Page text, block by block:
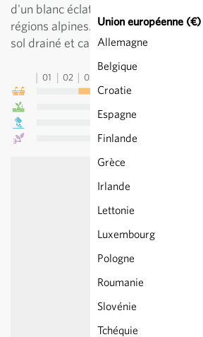
Union européenne (€)
Allemagne
Belgique
Croatie
Espagne
Finlande
Grèce
Irlande
Lettonie
Luxembourg
Pologne
Roumanie
Slovénie
Tchéquie
d'un blanc éclatant pousse
régions alpines. Se plaît aussi dans
sol drainé et calcaire.
01 02 03